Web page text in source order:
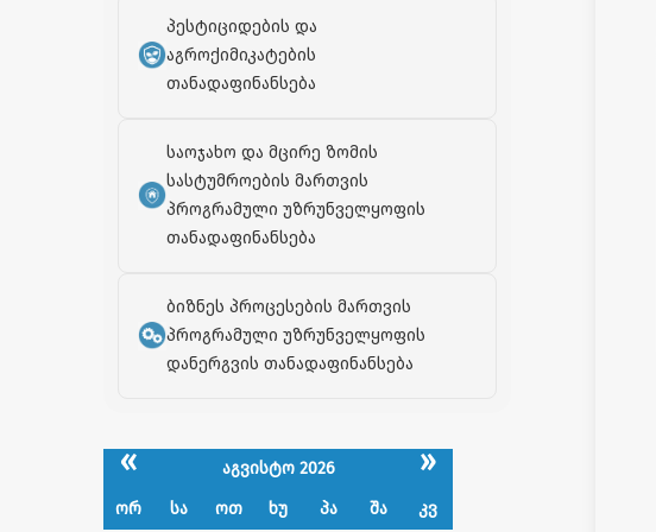
პესტიციდების და
აგროქიმიკატების
თანადაფინანსება
საოჯახო და მცირე ზომის
სასტუმროების მართვის
პროგრამული უზრუნველყოფის
თანადაფინანსება
ბიზნეს პროცესების მართვის
პროგრამული უზრუნველყოფის
დანერგვის თანადაფინანსება
« აგვისტო 2026 »
ორ სა ოთ ხუ პა შა
კვ